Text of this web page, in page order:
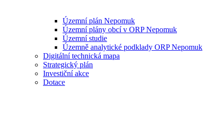
Územní plán Nepomuk
Územní plány obcí v ORP Nepomuk
Územní studie
Územně analytické podklady ORP Nepomuk
Digitální technická mapa
Strategický plán
Investiční akce
Dotace